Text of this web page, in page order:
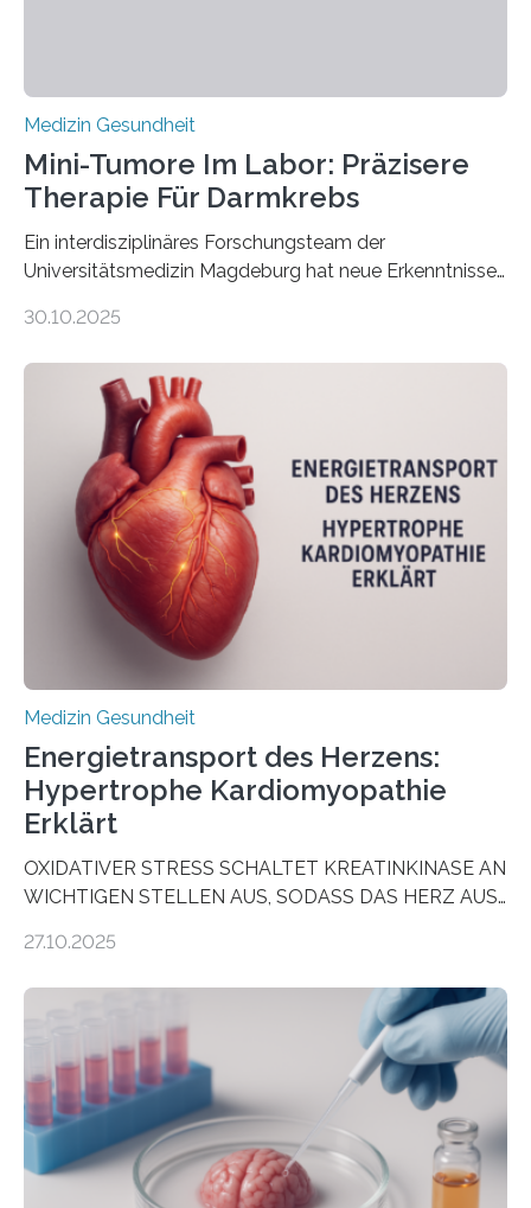
Medizin Gesundheit
Mini-Tumore Im Labor: Präzisere
Therapie Für Darmkrebs
Ein interdisziplinäres Forschungsteam der
Universitätsmedizin Magdeburg hat neue Erkenntnisse
behandelt werden kann. In ihrer aktuellen Studie,
Oncology, zeigen die Forschenden, dass Mini-Tumore
aus Gewebe von Patientinnen und Patienten –
sogenannte Organoide – genutzt werden können, um
vorab zu prüfen, welche Medikamente am besten
wirken. Dabei wurde ein Eiweiß identifiziert, das künftig
als Biomarker für die Wahl der passenden Therapie
dienen könnte. Darmkrebs zählt weltweit zu den
häufigsten Krebsarten und stellt…
30.10.2025
Medizin Gesundheit
Energietransport des Herzens:
Hypertrophe Kardiomyopathie
Erklärt
OXIDATIVER STRESS SCHALTET KREATINKINASE AN
WICHTIGEN STELLEN AUS, SODASS DAS HERZ AUS
aus dem Deutschen Zentrum für Herzinsuffizienz
im Journal Circulation, warum der Energietransport bei
der Hypertrophen Kardiomyopathie (HCM) versagen
kann und wie sich durch eine Verringerung der
Herzbelastung und des oxidativen Stresses
Rhythmusstörungen reduzieren lassen. Würzburg. Die
hypertrophe Kardiomyopathie (HCM) ist die häufigste
erblich bedingte Herzerkrankung. Sie führt dazu, dass
27.10.2025